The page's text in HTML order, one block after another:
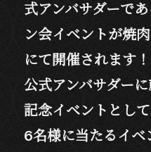
式アンバサダーで
ン会イベントが焼
にて開催されます
公式アンバサダー
記念イベントとし
6名様に当たるイベ